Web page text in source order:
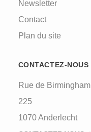
Newsletter
Contact
Plan du site
CONTACTEZ-NOUS
Rue de Birmingham
225
1070 Anderlecht